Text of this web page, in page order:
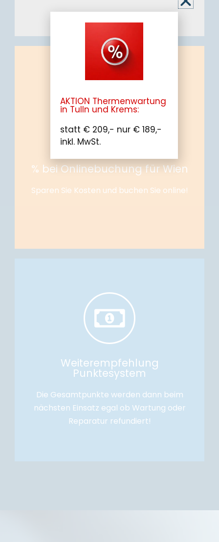
% bei Onlinebuchung für Wien
Sparen Sie Kosten und buchen Sie online!
Sparen Sie Kosten und buchen Sie online!
Nur gültig bei Thermenwartungen in Wien!
Weiterempfehlung
Punktesystem
Die Gesamtpunkte werden dann beim
nächsten Einsatz egal ob Wartung oder
Reparatur refundiert!
Weiterempfehlung Punktesystem
Bei Weiterempfehlung eines Neukunden erhalten Sie
pro Kunde einen Punkt im Wert von € 5,-.
AKTION Thermenwartung
in Tulln und Krems:
statt € 209,- nur € 189,-
inkl. MwSt.